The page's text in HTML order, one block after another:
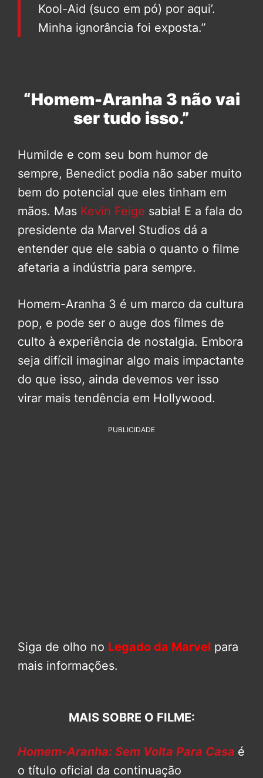
Kool-Aid (suco em pó) por aqui’.
Minha ignorância foi exposta.”
“Homem-Aranha 3 não vai
ser tudo isso.”
Humilde e com seu bom humor de
sempre, Benedict podia não saber muito
bem do potencial que eles tinham em
mãos. Mas Kevin Feige sabia! E a fala do
presidente da Marvel Studios dá a
entender que ele sabia o quanto o filme
afetaria a indústria para sempre.
Homem-Aranha 3 é um marco da cultura
pop, e pode ser o auge dos filmes de
culto à experiência de nostalgia. Embora
seja difícil imaginar algo mais impactante
do que isso, ainda devemos ver isso
virar mais tendência em Hollywood.
PUBLICIDADE
Siga de olho no Legado da Marvel para
mais informações.
MAIS SOBRE O FILME:
Homem-Aranha: Sem Volta Para Casa é
o título oficial da continuação